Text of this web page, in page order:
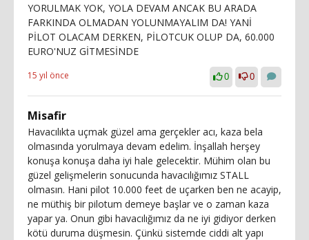
YORULMAK YOK, YOLA DEVAM ANCAK BU ARADA
FARKINDA OLMADAN YOLUNMAYALIM DA! YANİ
PİLOT OLACAM DERKEN, PİLOTCUK OLUP DA, 60.000
EURO'NUZ GİTMESİNDE
15 yıl önce 0 0
Misafir
Havacılıkta uçmak güzel ama gerçekler acı, kaza bela
olmasında yorulmaya devam edelim. İnşallah herşey
konuşa konuşa daha iyi hale gelecektir. Mühim olan bu
güzel gelişmelerin sonucunda havacılığımız STALL
olmasın. Hani pilot 10.000 feet de uçarken ben ne acayip,
ne müthiş bir pilotum demeye başlar ve o zaman kaza
yapar ya. Onun gibi havacılığımız da ne iyi gidiyor derken
kötü duruma düşmesin. Çünkü sistemde ciddi alt yapı